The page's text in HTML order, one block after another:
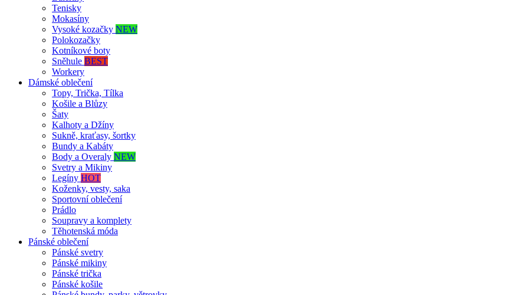
Tenisky
Mokasíny
Vysoké kozačky NEW
Polokozačky
Kotníkové boty
Sněhule BEST
Workery
Dámské oblečení
Topy, Trička, Tílka
Košile a Blůzy
Šaty
Kalhoty a Džíny
Sukně, kraťasy, šortky
Bundy a Kabáty
Body a Overaly NEW
Svetry a Mikiny
Legíny HOT
Koženky, vesty, saka
Sportovní oblečení
Prádlo
Soupravy a komplety
Těhotenská móda
Pánské oblečení
Pánské svetry
Pánské mikiny
Pánské trička
Pánské košile